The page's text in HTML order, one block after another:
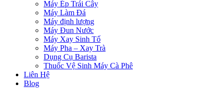
Máy Ép Trái Cây
Máy Làm Đá
Máy định lượng
Máy Đun Nước
Máy Xay Sinh Tố
Máy Pha – Xay Trà
Dụng Cụ Barista
Thuốc Vệ Sinh Máy Cà Phê
Liên Hệ
Blog